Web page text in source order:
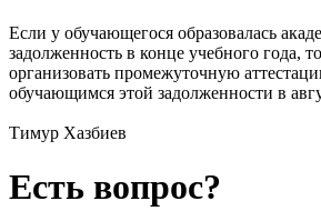
Если у обучающегося образовалась
задолженность в конце учебного года,
организовать промежуточную
обучающимся этой задолженности в
Тимур Хазбиев
Есть вопрос?